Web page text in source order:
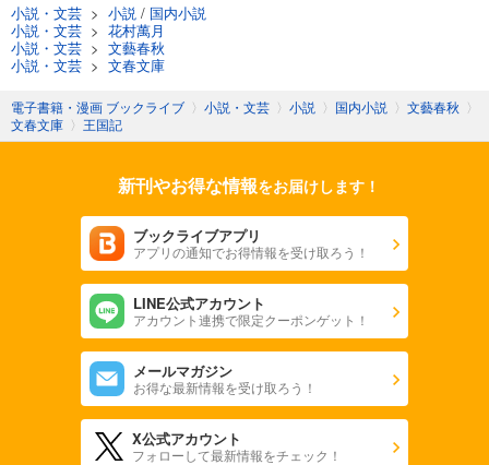
小説・文芸 > 小説 / 国内小説
小説・文芸 > 花村萬月
小説・文芸 > 文藝春秋
小説・文芸 > 文春文庫
電子書籍・漫画 ブックライブ 〉 小説・文芸 〉 小説 〉 国内小説 〉 文藝春秋 〉
文春文庫 〉 王国記
新刊やお得な情報をお届けします！
ブックライブアプリ
アプリの通知でお得情報を受け取ろう！
LINE公式アカウント
アカウント連携で限定クーポンゲット！
メールマガジン
お得な最新情報を受け取ろう！
X公式アカウント
フォローして最新情報をチェック！